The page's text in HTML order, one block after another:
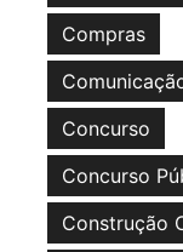
Compras
Concurso
Concurso
Construção